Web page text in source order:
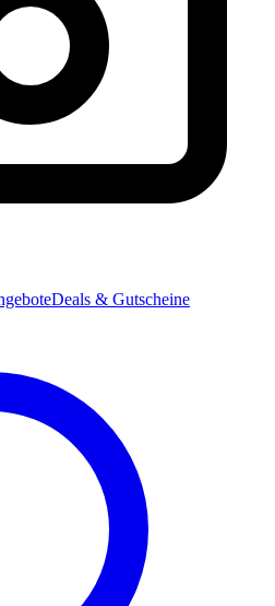
Deals & Gutscheine